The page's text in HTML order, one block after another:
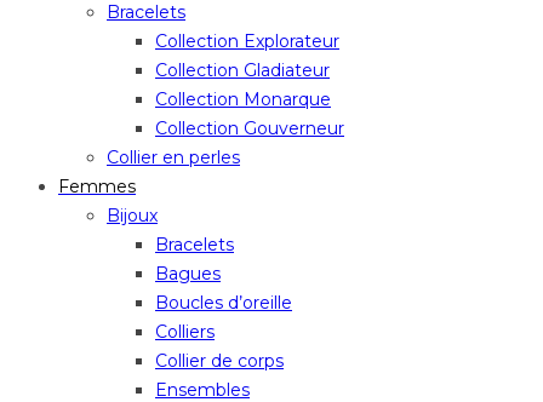
Bracelets
Collection Explorateur
Collection Gladiateur
Collection Monarque
Collection Gouverneur
Collier en perles
Femmes
Bijoux
Bracelets
Bagues
Boucles d’oreille
Colliers
Collier de corps
Ensembles